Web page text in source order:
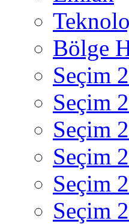
Bölge
Seçim
Seçim
Seçim
Seçim
Seçim
Seçim